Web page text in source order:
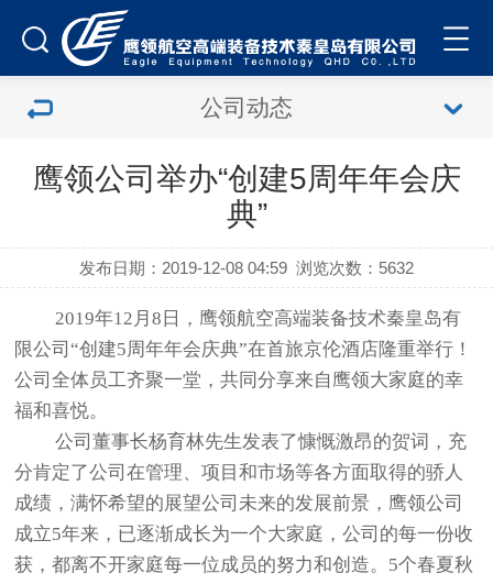
公司动态
鹰领公司举办“创建5周年年会庆
典”
发布日期：2019-12-08 04:59 浏览次数： 5632
2019年12月8日，鹰领航空高端装备技术秦皇岛有
限公司“创建5周年年会庆典”在首旅京伦酒店隆重举行！
公司全体员工齐聚一堂，共同分享来自鹰领大家庭的幸
福和喜悦。
公司董事长杨育林先生发表了慷慨激昂的贺词，充
分肯定了公司在管理、项目和市场等各方面取得的骄人
成绩，满怀希望的展望公司未来的发展前景，鹰领公司
成立5年来，已逐渐成长为一个大家庭，公司的每一份收
获，都离不开家庭每一位成员的努力和创造。5个春夏秋